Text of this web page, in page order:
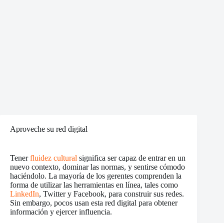
Aproveche su red digital
Tenerfluidez cultural significa ser capaz de entrar en un
nuevo contexto, dominar las normas, y sentirse cómodo
haciéndolo. La mayoría de los gerentes comprenden la
forma de utilizar las herramientas en línea, tales como
LinkedIn, Twitter y Facebook, para construir sus redes.
Sin embargo, pocos usan esta red digital para obtener
información y ejercer influencia.